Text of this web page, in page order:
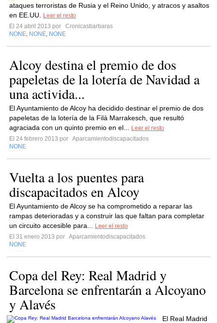
ataques terroristas de Rusia y el Reino Unido, y atracos y asaltos
en EE.UU.
Leer el resto
El 24 abril 2013 por
Cronicasbarbaras
NONE NONE NONE
Alcoy destina el premio de dos
papeletas de la lotería de Navidad a
una activida...
El Ayuntamiento de Alcoy ha decidido destinar el premio de dos
papeletas de la lotería de la Filà Marrakesch, que resultó
agraciada con un quinto premio en el...
Leer el resto
El 24 febrero 2013 por Aparcamientodiscapacitados
NONE
Vuelta a los puentes para
discapacitados en Alcoy
El Ayuntamiento de Alcoy se ha comprometido a reparar las
rampas deterioradas y a construir las que faltan para completar
un circuito accesible para...
Leer el resto
El 31 enero 2013 por Aparcamientodiscapacitados
NONE
Copa del Rey: Real Madrid y
Barcelona se enfrentarán a Alcoyano
y Alavés
El Real Madrid